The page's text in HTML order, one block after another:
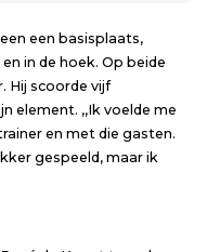
een basisplaats,
in de hoek. Op beide
Hij scoorde vijf
element. ,,Ik voelde me
en met die gasten.
gespeeld, maar ik